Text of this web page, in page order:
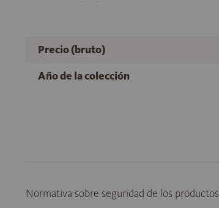
Precio (bruto)
Año de la colección
Normativa sobre seguridad de los productos